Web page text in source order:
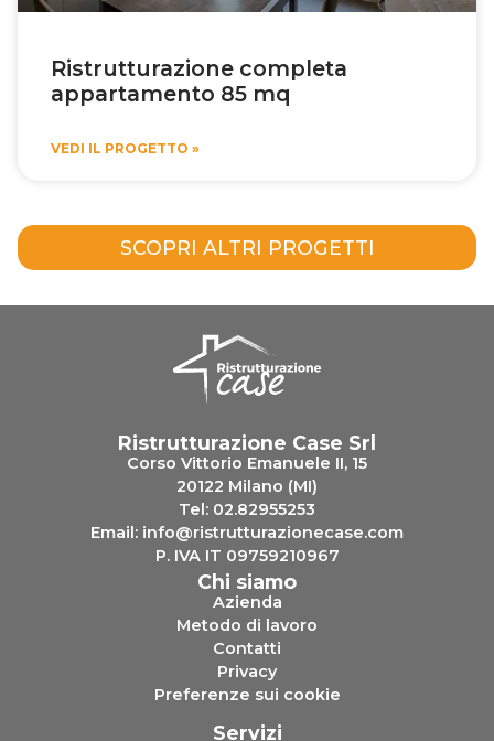
Ristrutturazione completa
appartamento 85 mq
VEDI IL PROGETTO »
SCOPRI ALTRI PROGETTI
Ristrutturazione Case Srl
Corso Vittorio Emanuele II, 15
20122 Milano (MI)
Tel: 02.82955253
Email: info@ristrutturazionecase.com
P. IVA IT 09759210967
Chi siamo
Azienda
Metodo di lavoro
Contatti
Privacy
Preferenze sui cookie
Servizi